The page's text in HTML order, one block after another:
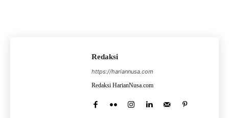
Redaksi
https://hariannusa.com
Redaksi HarianNusa.com